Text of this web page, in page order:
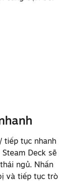
mạch
hình
quản
và
tiếp tục nhanh
Deck sẽ
ngủ. Nhấn
và tiếp tục trò